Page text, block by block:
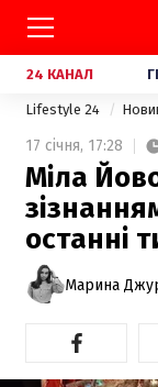
24 КАНАЛ
Lifestyle 24
17 січня, 17:28
Міла
останні
Марина